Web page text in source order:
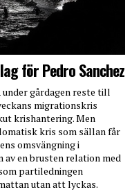
för Pedro Sanchez
under gårdagen reste till
migrationskris
krishantering. Men
kris som sällan får
omsvängning i
av en brusten relation med
partiledningen
utan att lyckas.